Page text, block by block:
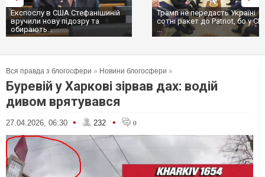
Експослу в США Стефанішиній
вручили нову підозру та
обирають...
Трамп не передасть Україні
сотні ракет до Patriot, бо у
...
Вся правда з блогосфери » Новини блогосфери »
Буревій у Харкові зірвав дах: водій
дивом врятувався
27.04.2026, 06:30 • 232 • 0